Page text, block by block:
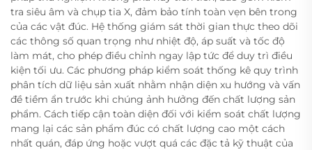
tra siêu âm và chụp tia X, đảm bảo tính toàn vẹn bên trong
của các vật đúc. Hệ thống giám sát thời gian thực theo dõi
các thông số quan trọng như nhiệt độ, áp suất và tốc độ
làm mát, cho phép điều chỉnh ngay lập tức để duy trì điều
kiện tối ưu. Các phương pháp kiểm soát thống kê quy trình
phân tích dữ liệu sản xuất nhằm nhận diện xu hướng và vấn
đề tiềm ẩn trước khi chúng ảnh hưởng đến chất lượng sản
phẩm. Cách tiếp cận toàn diện đối với kiểm soát chất lượng
mang lại các sản phẩm đúc có chất lượng cao một cách
nhất quán, đáp ứng hoặc vượt quá các đặc tả kỹ thuật của